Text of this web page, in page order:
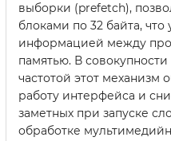
выборки (prefetch),
блоками по 32 байта, что
информацией между
памятью. В
частотой этот механизм
работу интерфейса и
заметных при запуске
обработке